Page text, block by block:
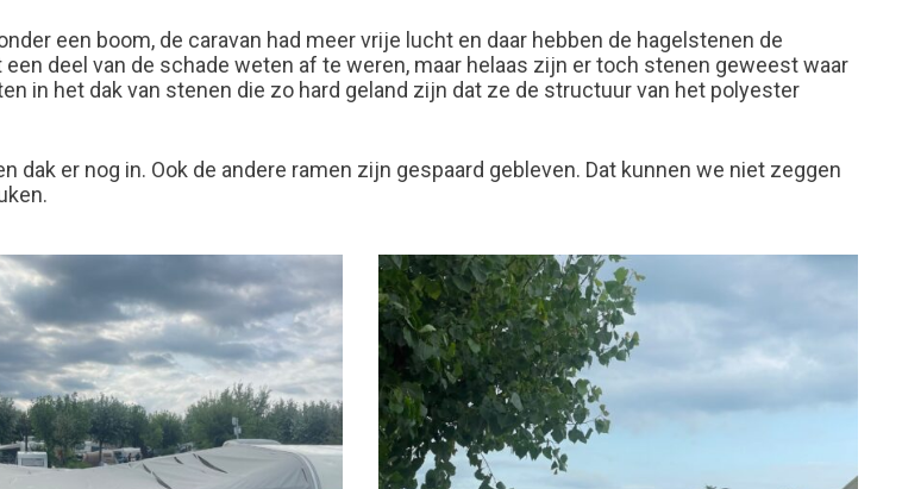
een boom, de caravan had meer vrije lucht en daar hebben de hagelstenen de
deel van de schade weten af te weren, maar helaas zijn er toch stenen geweest waar
in het dak van stenen die zo hard geland zijn dat ze de structuur van het polyester
er nog in. Ook de andere ramen zijn gespaard gebleven. Dat kunnen we niet zeggen